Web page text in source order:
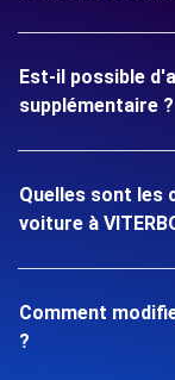
Est-il possible
supplémentaire ?
Quelles sont les
voiture à
Comment
?